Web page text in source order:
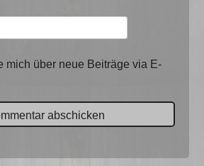
mich über neue Beiträge via E-